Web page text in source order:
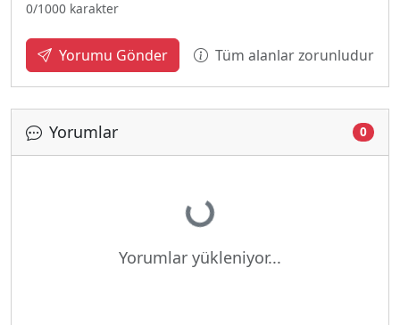
0/1000 karakter
Yorumu Gönder Tüm alanlar zorunludur
Yorumlar 0
Yükleniyor...
Yorumlar yükleniyor...